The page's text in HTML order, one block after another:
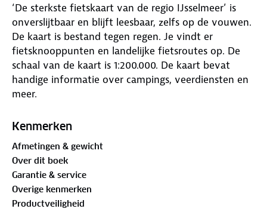
‘De sterkste fietskaart van de regio IJsselmeer’ is
onverslijtbaar en blijft leesbaar, zelfs op de vouwen.
De kaart is bestand tegen regen. Je vindt er
fietsknooppunten en landelijke fietsroutes op. De
schaal van de kaart is 1:200.000. De kaart bevat
handige informatie over campings, veerdiensten en
meer.
Kenmerken
Afmetingen & gewicht
Over dit boek
Garantie & service
Overige kenmerken
Productveiligheid